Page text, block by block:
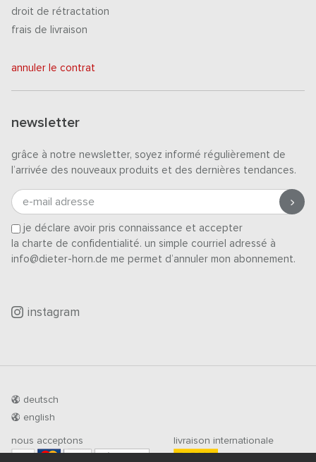
droit de rétractation
frais de livraison
annuler le contrat
newsletter
grâce à notre newsletter, soyez informé régulièrement de
l’arrivée des nouveaux produits et des dernières tendances.
e-mail adresse
je déclare avoir pris connaissance et accepter
la charte de confidentialité. un simple courriel adressé à
info@dieter-horn.de me permet d’annuler mon abonnement.
instagram
deutsch
english
nous acceptons livraison internationale